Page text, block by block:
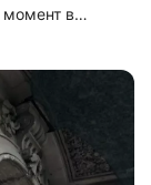
момент в
важнейшего
специально